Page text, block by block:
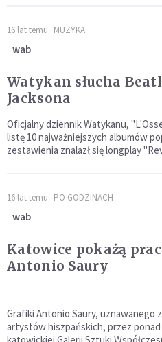
16 lat temu MUZYKA
wab
Watykan słucha
Jacksona
Oficjalny dziennik Watykanu,
listę 10 najważniejszych albumów
zestawienia znalazł się longplay
16 lat temu PO GODZINACH
wab
Katowice pokażą
Antonio Saury
Grafiki Antonio Saury, uznawanego
artystów hiszpańskich, przez
katowickiej Galerii Sztuki